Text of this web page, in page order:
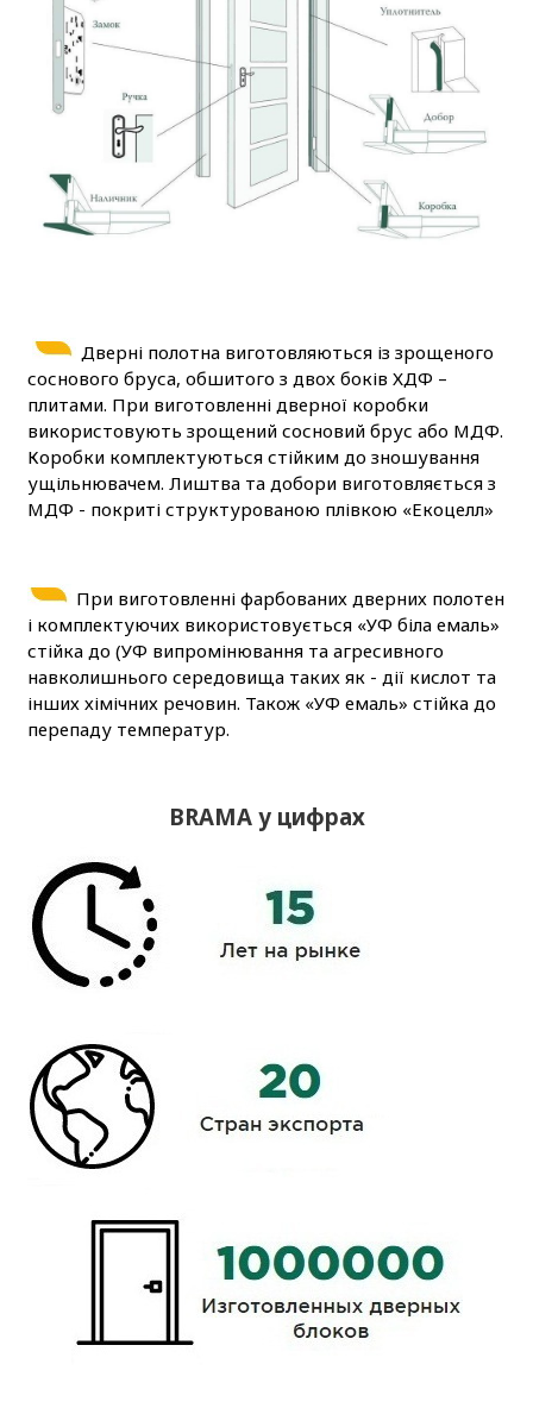
Дверні полотна виготовляються із зрощеного
соснового бруса, обшитого з двох боків ХДФ –
плитами. При виготовленні дверної коробки
використовують зрощений сосновий брус або МДФ.
Коробки комплектуються стійким до зношування
ущільнювачем. Лиштва та добори виготовляється з
МДФ - покриті структурованою плівкою «Екоцелл»
При виготовленні фарбованих дверних полотен
і комплектуючих використовується «УФ біла емаль»
стійка до (УФ випромінювання та агресивного
навколишнього середовища таких як - дії кислот та
інших хімічних речовин. Також «УФ емаль» стійка до
перепаду температур.
BRAMA у цифрах